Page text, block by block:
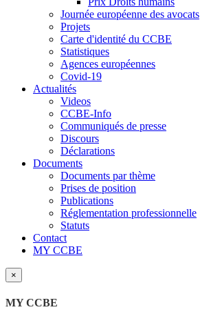
Journée européenne des avocats
Projets
Carte d'identité du CCBE
Statistiques
Agences européennes
Covid-19
Actualités
Videos
CCBE-Info
Communiqués de presse
Discours
Déclarations
Documents
Documents par thème
Prises de position
Publications
Réglementation professionnelle
Statuts
Contact
MY CCBE
×
MY CCBE